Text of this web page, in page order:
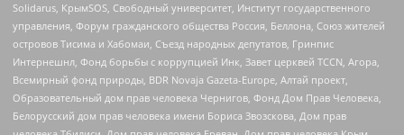
Solidarus, КрымSOS, Свободный университет, Институт государственного
управления, Форум гражданского общества Россия, Беллона, Союз жителей
островов Тисима и Хабомаи, Съезд народных депутатов, Гринпис
Интернешнл, Фонд борьбы с коррупцией Инк, Завет церквей TCCN, Агора,
Всемирный фонд природы, BDR Novaja Gazeta-Europe, Алтай проект,
Образовательный дом прав человека Чернигов, Фонд Дом Прав Человека,
Белорусский дом прав человека имени Бориса Звозскова, Дом прав